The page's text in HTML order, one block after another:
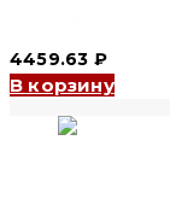
4459.63 ₽
В корзину